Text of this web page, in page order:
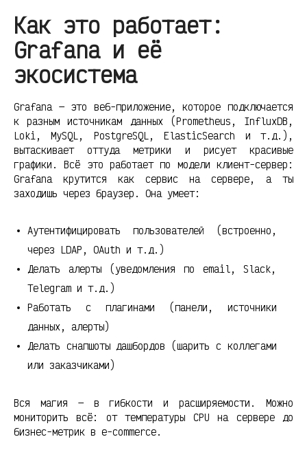
Как это работает:
Grafana и её
экосистема
Grafana — это веб-приложение, которое подключается
к разным источникам данных (Prometheus, InfluxDB,
Loki, MySQL, PostgreSQL, ElasticSearch и т.д.),
вытаскивает оттуда метрики и рисует красивые
графики. Всё это работает по модели клиент-сервер:
Grafana крутится как сервис на сервере, а ты
заходишь через браузер. Она умеет:
Аутентифицировать пользователей (встроенно,
через LDAP, OAuth и т.д.)
Делать алерты (уведомления по email, Slack,
Telegram и т.д.)
Работать с плагинами (панели, источники
данных, алерты)
Делать снапшоты дашбордов (шарить с коллегами
или заказчиками)
Вся магия — в гибкости и расширяемости. Можно
мониторить всё: от температуры CPU на сервере до
бизнес-метрик в e-commerce.